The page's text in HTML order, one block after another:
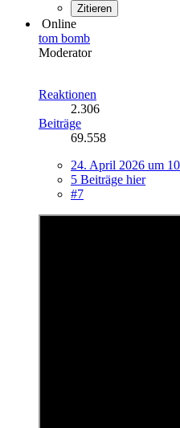
Zitieren
Online
tom bomb
Moderator
Reaktionen
2.306
Beiträge
69.558
24. April 2026 um
5 Beiträge hier
#7